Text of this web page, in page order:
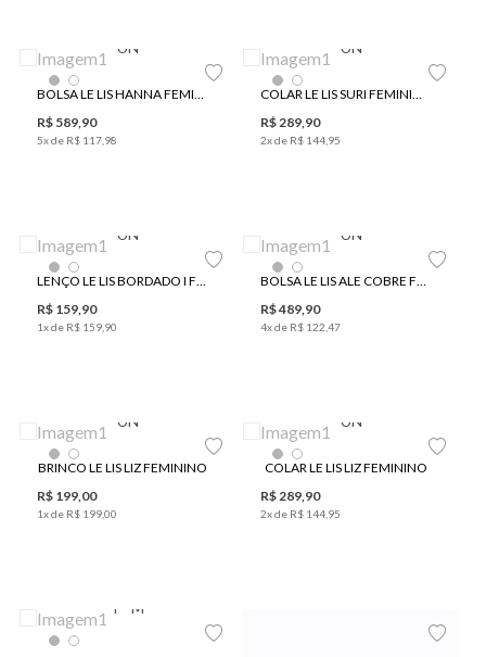
UN
BOLSA LE LIS HANNA FEMININA
R$ 589,90
5x de R$ 117 98
UN
COLAR LE LIS SURI FEMININO
R$289,90
2x de R$ 144 95
UN
LENÇO LE LIS BORDADO I FEMININO
R$ 159,90
1x de R$ 159 90
UN
BOLSA LE LIS ALE COBRE FEMININA
R$489,90
4x de R$ 122 47
UN
BRINCO LE LIS LIZ FEMININO
R$ 199,00
1x de R$ 19900
UN
COLAR LE LIS LIZ FEMININO
R$289,90
2x de R$ 144 95
P M